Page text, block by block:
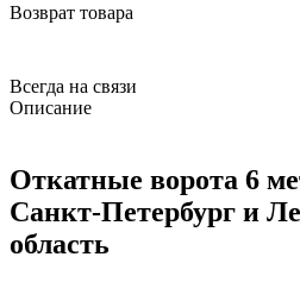
Возврат товара
Всегда на связи
Описание
Откатные ворота 6
Санкт-Петербург и
область